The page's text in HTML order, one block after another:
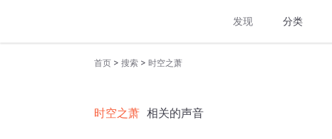
发现 分类
首页 > 搜索 > 时空之萧
时空之萧 相关的声音